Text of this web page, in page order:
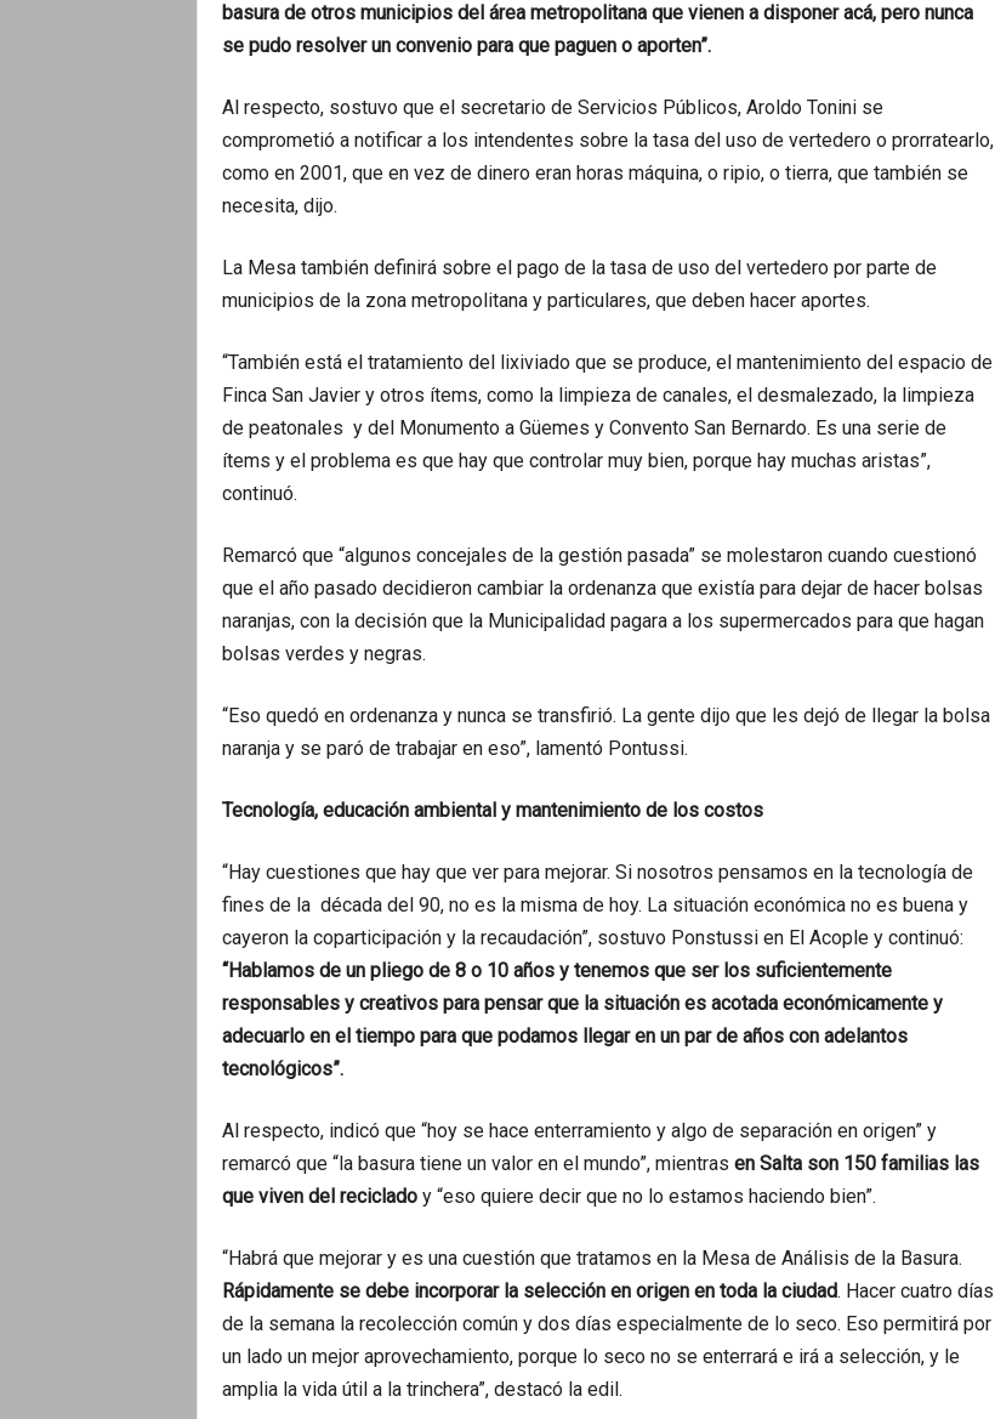
basura de otros municipios del área metropolitana que vienen a disponer acá, pero nunca
se pudo resolver un convenio para que paguen o aporten”.
Al respecto, sostuvo que el secretario de Servicios Públicos, Aroldo Tonini se
comprometió a notificar a los intendentes sobre la tasa del uso de vertedero o prorratearlo,
como en 2001, que en vez de dinero eran horas máquina, o ripio, o tierra, que también se
necesita, dijo.
La Mesa también definirá sobre el pago de la tasa de uso del vertedero por parte de
municipios de la zona metropolitana y particulares, que deben hacer aportes.
“También está el tratamiento del lixiviado que se produce, el mantenimiento del espacio de
Finca San Javier y otros ítems, como la limpieza de canales, el desmalezado, la limpieza
de peatonales y del Monumento a Güemes y Convento San Bernardo. Es una serie de
ítems y el problema es que hay que controlar muy bien, porque hay muchas aristas”,
continuó.
Remarcó que “algunos concejales de la gestión pasada” se molestaron cuando cuestionó
que el año pasado decidieron cambiar la ordenanza que existía para dejar de hacer bolsas
naranjas, con la decisión que la Municipalidad pagara a los supermercados para que hagan
bolsas verdes y negras.
“Eso quedó en ordenanza y nunca se transfirió. La gente dijo que les dejó de llegar la bolsa
naranja y se paró de trabajar en eso”, lamentó Pontussi.
Tecnología, educación ambiental y mantenimiento de los costos
“Hay cuestiones que hay que ver para mejorar. Si nosotros pensamos en la tecnología de
fines de la década del 90, no es la misma de hoy. La situación económica no es buena y
cayeron la coparticipación y la recaudación”, sostuvo Ponstussi en El Acople y continuó:
“Hablamos de un pliego de 8 o 10 años y tenemos que ser los suficientemente
responsables y creativos para pensar que la situación es acotada económicamente y
adecuarlo en el tiempo para que podamos llegar en un par de años con adelantos
tecnológicos”.
Al respecto, indicó que “hoy se hace enterramiento y algo de separación en origen” y
remarcó que “la basura tiene un valor en el mundo”, mientras en Salta son 150 familias las
que viven del reciclado y “eso quiere decir que no lo estamos haciendo bien”.
“Habrá que mejorar y es una cuestión que tratamos en la Mesa de Análisis de la Basura.
Rápidamente se debe incorporar la selección en origen en toda la ciudad. Hacer cuatro días
de la semana la recolección común y dos días especialmente de lo seco. Eso permitirá por
un lado un mejor aprovechamiento, porque lo seco no se enterrará e irá a selección, y le
amplia la vida útil a la trinchera”, destacó la edil.